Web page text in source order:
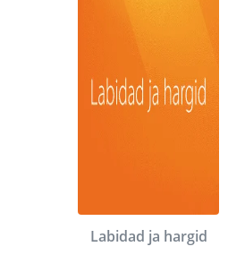
Labidad ja hargid